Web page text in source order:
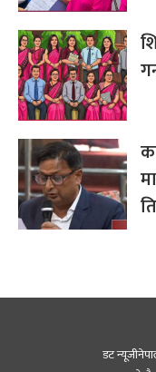
डट